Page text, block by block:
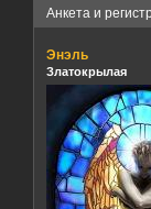
Анкета и
Энэль
Златокрылая